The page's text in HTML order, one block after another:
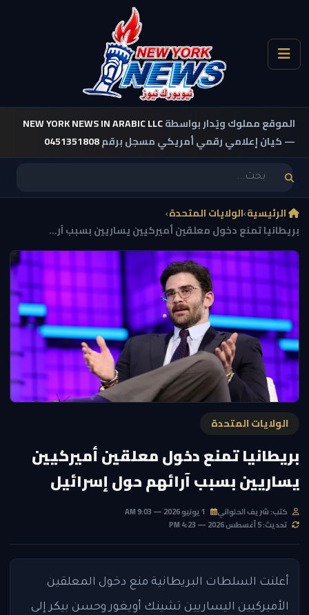
الموقع مملوك ويُدار بواسطةNEW YORK NEWS IN ARABIC LLC
— كيان إعلامي رقمي أمريكي مسجل برقم0451351808
الرئيسية›الولايات المتحدة›
بريطانيا تمنع دخول معلقين أميركيين يساريين بسبب آر...
الولايات المتحدة
بريطانيا تمنع دخول معلقين أميركيين
يساريين بسبب آرائهم حول إسرائيل
كتب: شريف الحلواني
تحديث: 5 أغسطس 2026 — 4:23 PM
أعلنت السلطات البريطانية منع دخول المعلقين
الأميركيين اليساريين تشينك أويغور وحسن بيكر إلى